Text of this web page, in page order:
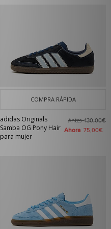
COMPRA RÁPIDA
adidas Originals
Samba OG Pony Hair
para mujer
Antes130,00€
Ahora 75,00€